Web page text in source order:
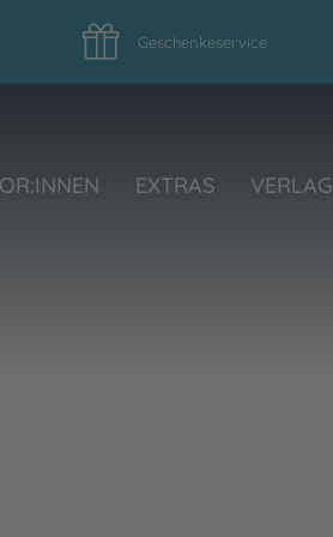
Geschenkeservice
EXTRAS VERLAG